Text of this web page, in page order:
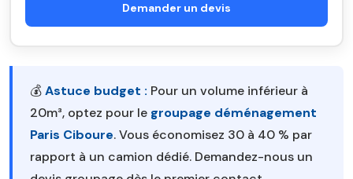
Demander un devis
💰Astuce budget : Pour un volume inférieur à
20m³, optez pour le groupage déménagement
Paris Ciboure. Vous économisez 30 à 40 % par
rapport à un camion dédié. Demandez-nous un